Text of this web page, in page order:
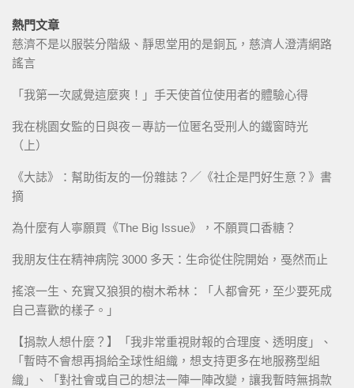
熱門文章
慈濟不是以服裝分階級、靜思堂用的是銅瓦，慈濟人澄清網路
謠言
「我第一次感覺這麼爽！」手天使首位使用者的體驗心得
我在桃園女監的日與夜－專訪一位匿名受刑人的鐵窗時光
（上）
《大誌》：幫助街友的一份雜誌？／《社企是門好生意？》書
摘
為什麼有人寧願買《The Big Issue》，不願買口香糖？
我朋友住在精神病院 3000 多天：生命從住院開始，戞然而止
搖滾一生、充實又狼狽的樹木希林：「人都會死，至少要死成
自己喜歡的樣子。」
【捐款人想什麼？】「我非常重視財報的合理度、透明度」、
「暫時不會想再捐給全球性組織，想支持更多在地服務型組
織」、「對社會或自己的想法一陣一陣改變，讓我暫時無捐款